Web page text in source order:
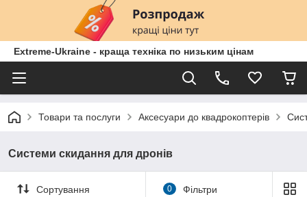
Extreme-Ukraine - краща техніка по низьким цінам
Товари та послуги Аксесуари до квадрокоптерів
Системи скидання для дронів
Сортування 0 Фільтри